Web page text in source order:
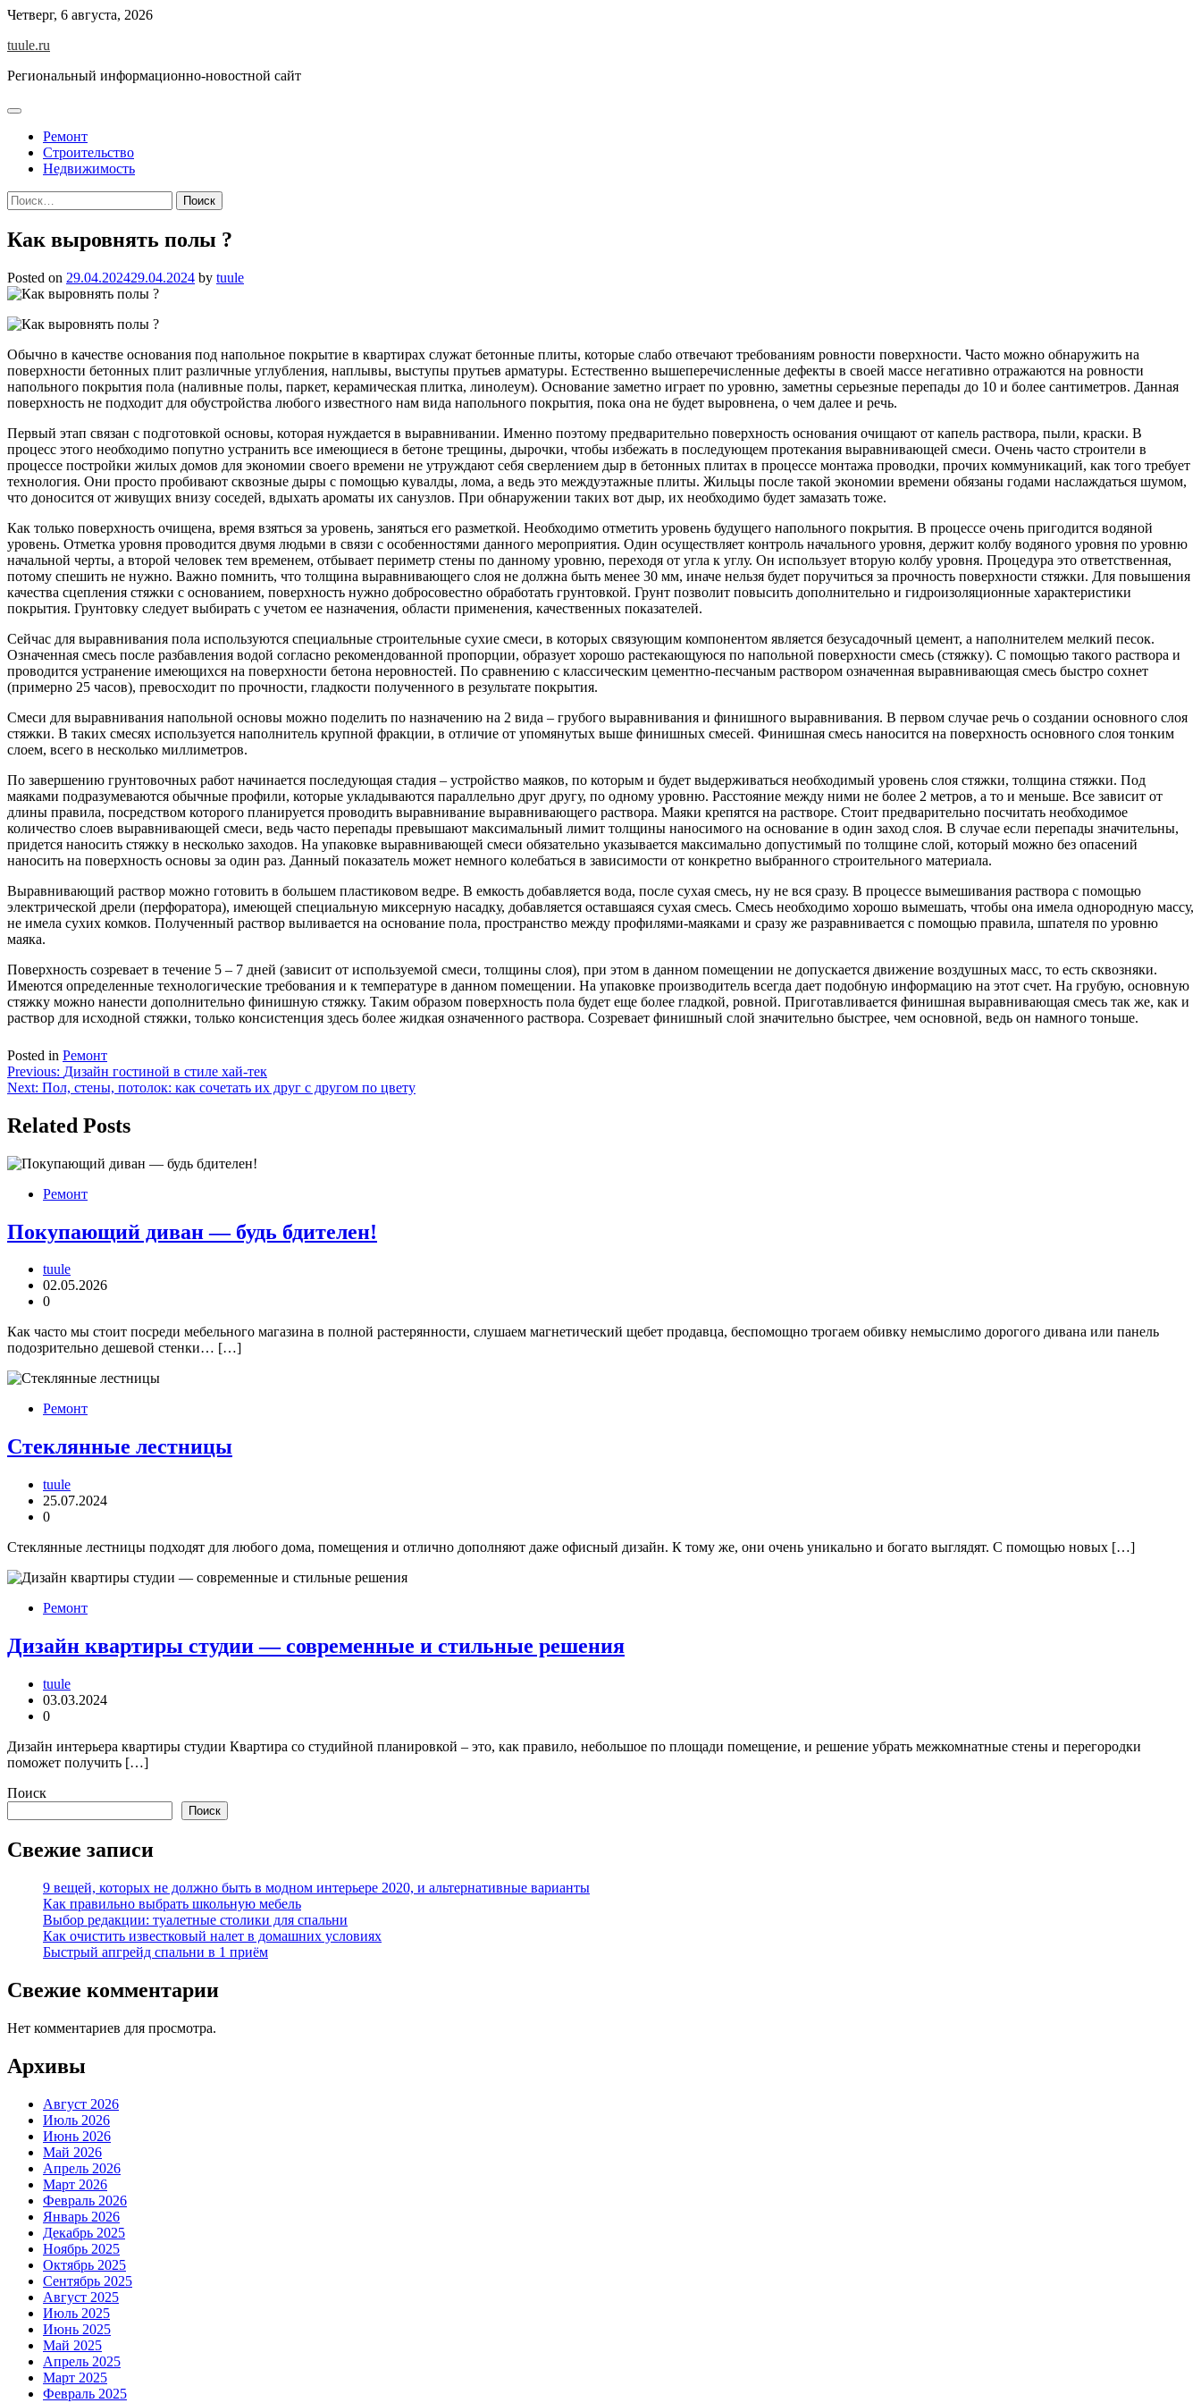
Skip
content
Четверг, 6 августа, 2026
tuule.ru
Региональный информационно-новостной сайт
Ремонт
Строительство
Недвижимость
Найти:
Как выровнять полы ?
Posted on 29.04.202429.04.2024 by tuule
Обычно в качестве основания под напольное покрытие в квартирах служат бетонные плиты, которые слабо отвечают требованиям ровности поверхности. Часто можно обнаружить на
поверхности бетонных плит различные углубления, наплывы, выступы прутьев арматуры. Естественно вышеперечисленные дефекты в своей массе негативно отражаются на ровности
напольного покрытия пола (наливные полы, паркет, керамическая плитка, линолеум). Основание заметно играет по уровню, заметны серьезные перепады до 10 и более сантиметров. Данная
поверхность не подходит для обустройства любого известного нам вида напольного покрытия, пока она не будет выровнена, о чем далее и речь.
Первый этап связан с подготовкой основы, которая нуждается в выравнивании. Именно поэтому предварительно поверхность основания очищают от капель раствора, пыли, краски. В
процесс этого необходимо попутно устранить все имеющиеся в бетоне трещины, дырочки, чтобы избежать в последующем протекания выравнивающей смеси. Очень часто строители в
процессе постройки жилых домов для экономии своего времени не утруждают себя сверлением дыр в бетонных плитах в процессе монтажа проводки, прочих коммуникаций, как того требует
технология. Они просто пробивают сквозные дыры с помощью кувалды, лома, а ведь это междуэтажные плиты. Жильцы после такой экономии времени обязаны годами наслаждаться шумом,
что доносится от живущих внизу соседей, вдыхать ароматы их санузлов. При обнаружении таких вот дыр, их необходимо будет замазать тоже.
Как только поверхность очищена, время взяться за уровень, заняться его разметкой. Необходимо отметить уровень будущего напольного покрытия. В процессе очень пригодится водяной
уровень. Отметка уровня проводится двумя людьми в связи с особенностями данного мероприятия. Один осуществляет контроль начального уровня, держит колбу водяного уровня по уровню
начальной черты, а второй человек тем временем, отбывает периметр стены по данному уровню, переходя от угла к углу. Он использует вторую колбу уровня. Процедура это ответственная,
потому спешить не нужно. Важно помнить, что толщина выравнивающего слоя не должна быть менее 30 мм, иначе нельзя будет поручиться за прочность поверхности стяжки. Для повышения
качества сцепления стяжки с основанием, поверхность нужно добросовестно обработать грунтовкой. Грунт позволит повысить дополнительно и гидроизоляционные характеристики
покрытия. Грунтовку следует выбирать с учетом ее назначения, области применения, качественных показателей.
Сейчас для выравнивания пола используются специальные строительные сухие смеси, в которых связующим компонентом является безусадочный цемент, а наполнителем мелкий песок.
Означенная смесь после разбавления водой согласно рекомендованной пропорции, образует хорошо растекающуюся по напольной поверхности смесь (стяжку). С помощью такого раствора и
проводится устранение имеющихся на поверхности бетона неровностей. По сравнению с классическим цементно-песчаным раствором означенная выравнивающая смесь быстро сохнет
(примерно 25 часов), превосходит по прочности, гладкости полученного в результате покрытия.
Смеси для выравнивания напольной основы можно поделить по назначению на 2 вида – грубого выравнивания и финишного выравнивания. В первом случае речь о создании основного слоя
стяжки. В таких смесях используется наполнитель крупной фракции, в отличие от упомянутых выше финишных смесей. Финишная смесь наносится на поверхность основного слоя тонким
слоем, всего в несколько миллиметров.
По завершению грунтовочных работ начинается последующая стадия – устройство маяков, по которым и будет выдерживаться необходимый уровень слоя стяжки, толщина стяжки. Под
маяками подразумеваются обычные профили, которые укладываются параллельно друг другу, по одному уровню. Расстояние между ними не более 2 метров, а то и меньше. Все зависит от
длины правила, посредством которого планируется проводить выравнивание выравнивающего раствора. Маяки крепятся на растворе. Стоит предварительно посчитать необходимое
количество слоев выравнивающей смеси, ведь часто перепады превышают максимальный лимит толщины наносимого на основание в один заход слоя. В случае если перепады значительны,
придется наносить стяжку в несколько заходов. На упаковке выравнивающей смеси обязательно указывается максимально допустимый по толщине слой, который можно без опасений
наносить на поверхность основы за один раз. Данный показатель может немного колебаться в зависимости от конкретно выбранного строительного материала.
Выравнивающий раствор можно готовить в большем пластиковом ведре. В емкость добавляется вода, после сухая смесь, ну не вся сразу. В процессе вымешивания раствора с помощью
электрической дрели (перфоратора), имеющей специальную миксерную насадку, добавляется оставшаяся сухая смесь. Смесь необходимо хорошо вымешать, чтобы она имела однородную массу,
не имела сухих комков. Полученный раствор выливается на основание пола, пространство между профилями-маяками и сразу же разравнивается с помощью правила, шпателя по уровню
маяка.
Поверхность созревает в течение 5 – 7 дней (зависит от используемой смеси, толщины слоя), при этом в данном помещении не допускается движение воздушных масс, то есть сквозняки.
Имеются определенные технологические требования и к температуре в данном помещении. На упаковке производитель всегда дает подобную информацию на этот счет. На грубую, основную
стяжку можно нанести дополнительно финишную стяжку. Таким образом поверхность пола будет еще более гладкой, ровной. Приготавливается финишная выравнивающая смесь так же, как и
раствор для исходной стяжки, только консистенция здесь более жидкая означенного раствора. Созревает финишный слой значительно быстрее, чем основной, ведь он намного тоньше.
Posted in Ремонт
Навигация
по
записям
Previous: Дизайн гостиной в стиле хай-тек
Next: Пол, стены, потолок: как сочетать их друг с другом по цвету
Related Posts
Ремонт
Покупающий диван — будь бдителен!
tuule
02.05.2026
0
Как часто мы стоит посреди мебельного магазина в полной растерянности, слушаем магнетический щебет продавца, беспомощно трогаем обивку немыслимо дорогого дивана или панель
подозрительно дешевой стенки… […]
Ремонт
Стеклянные лестницы
tuule
25.07.2024
0
Стеклянные лестницы подходят для любого дома, помещения и отлично дополняют даже офисный дизайн. К тому же, они очень уникально и богато выглядят. С помощью новых […]
Ремонт
Дизайн квартиры студии — современные и стильные решения
tuule
03.03.2024
0
Дизайн интерьера квартиры студии Квартира со студийной планировкой – это, как правило, небольшое по площади помещение, и решение убрать межкомнатные стены и перегородки
поможет получить […]
Поиск
Поиск
Свежие записи
9 вещей, которых не должно быть в модном интерьере 2020, и альтернативные варианты
Как правильно выбрать школьную мебель
Выбор редакции: туалетные столики для спальни
Как очистить известковый налет в домашних условиях
Быстрый апгрейд спальни в 1 приём
Свежие комментарии
Нет комментариев для просмотра.
Архивы
Август 2026
Июль 2026
Июнь 2026
Май 2026
Апрель 2026
Март 2026
Февраль 2026
Январь 2026
Декабрь 2025
Ноябрь 2025
Октябрь 2025
Сентябрь 2025
Август 2025
Июль 2025
Июнь 2025
Май 2025
Апрель 2025
Март 2025
Февраль 2025